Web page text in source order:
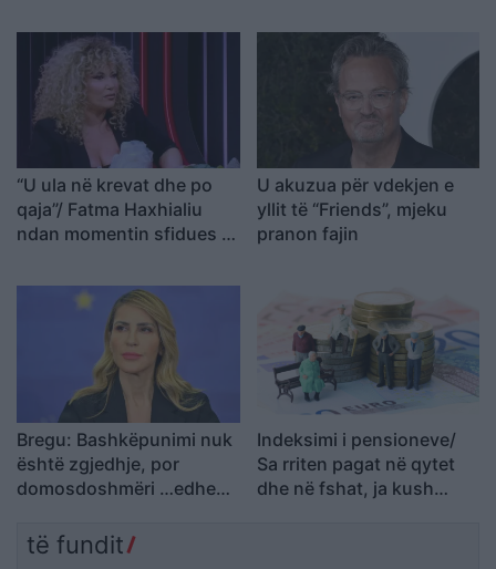
ndarjes
“U ula në krevat dhe po
qaja”/ Fatma Haxhialiu
ndan momentin sfidues të
U akuzua për vdekjen e
yllit të “Friends”, mjeku
pranon fajin
Bregu: Bashkëpunimi nuk
është zgjedhje, por
domosdoshmëri …edhe
Indeksimi i pensioneve/
Sa rriten pagat në qytet
dhe në fshat, ja kush
të fundit